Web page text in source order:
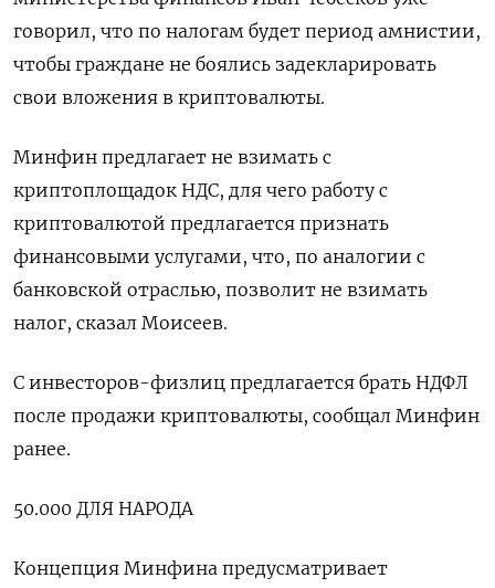
ПОДПИСАТЬСЯ
говорил, что по налогам будет период амнистии,
чтобы граждане не боялись задекларировать
свои вложения в криптовалюты.
Минфин предлагает не взимать с
криптоплощадок НДС, для чего работу с
криптовалютой предлагается признать
финансовыми услугами, что, по аналогии с
банковской отраслью, позволит не взимать
налог, сказал Моисеев.
С инвесторов-физлиц предлагается брать НДФЛ
после продажи криптовалюты, сообщал Минфин
ранее.
50.000 ДЛЯ НАРОДА
Концепция Минфина предусматривает